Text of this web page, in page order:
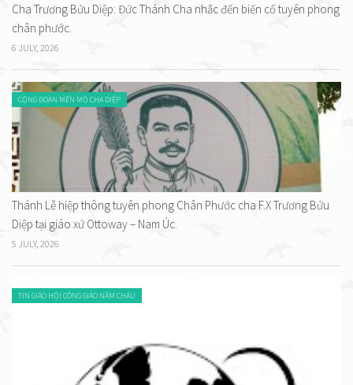
Cha Trương Bửu Diệp: Đức Thánh Cha nhắc đến biến cố tuyên phong
chân phước.
6 JULY, 2026
CỘNG ĐOÀN MẾN MỘ CHA DIỆP
Thánh Lễ hiệp thông tuyên phong Chân Phước cha F.X Trương Bửu
Diệp tại giáo xứ Ottoway – Nam Úc.
5 JULY, 2026
TIN GIÁO HỘI CÔNG GIÁO NĂM CHÂU